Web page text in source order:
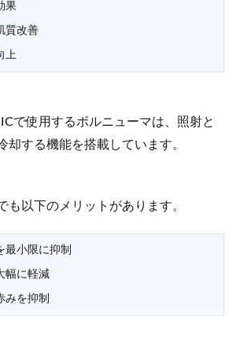
果
質改善
上
で使用するボルニューマは、照射と
却する機能を搭載しています。
も以下のメリットがあります。
最小限に抑制
幅に軽減
みを抑制